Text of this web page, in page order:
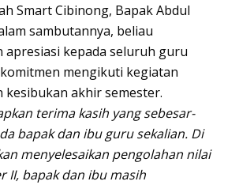
Smart Cibinong, BapakAbdul
sambutannya, beliau
apresiasi kepada seluruh guru
mengikuti kegiatan
kesibukan akhir semester.
terima kasih yang sebesar-
bapak dan ibu guru sekalian. Di
menyelesaikan pengolahan nilai
II, bapak dan ibu masih